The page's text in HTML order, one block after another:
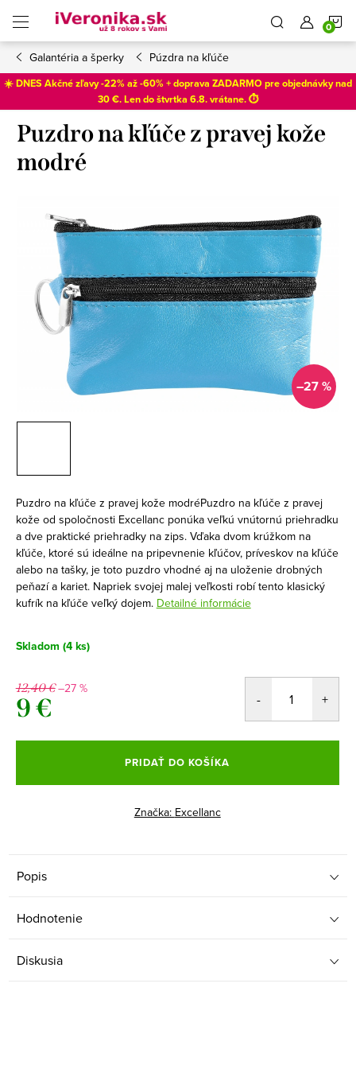
obsah
Galantéria a šperky Púzdra na kľúče
☀️ DNES Akčné zľavy -22% až -60% + doprava ZADARMO pre objednávky nad
30 €. Len doštvrtka 6.8. vrátane. ⏱️
Puzdro na kľúče z pravej kože
modré
–27 %
Puzdro na kľúče z pravej kože modréPuzdro na kľúče z pravej
kože od spoločnosti Excellanc ponúka veľkú vnútornú priehradku
a dve praktické priehradky na zips. Vďaka dvom krúžkom na
kľúče, ktoré sú ideálne na pripevnenie kľúčov, príveskov na kľúče
alebo na tašky, je toto puzdro vhodné aj na uloženie drobných
peňazí a kariet. Napriek svojej malej veľkosti robí tento klasický
kufrík na kľúče veľký dojem. Detailné informácie
Skladom (4 ks)
12,40 €–27 %
9 €
cena:
PRIDAŤ DO KOŠÍKA
Značka: Excellanc
Popis
Hodnotenie
Diskusia